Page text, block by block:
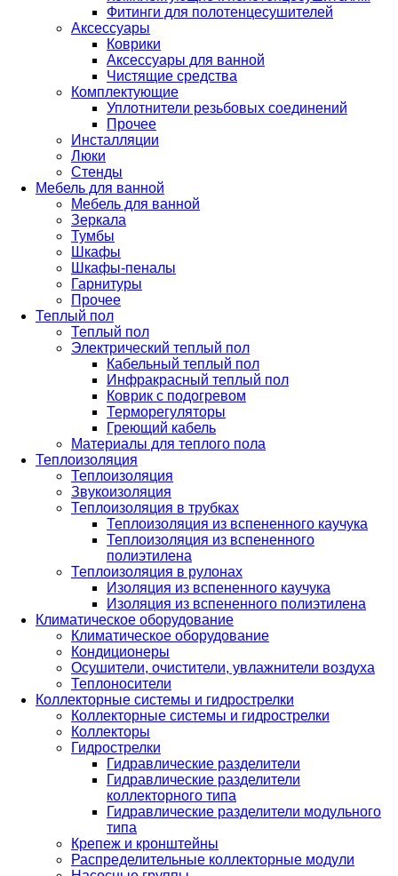
Фитинги для полотенцесушителей
Аксессуары
Коврики
Аксессуары для ванной
Чистящие средства
Комплектующие
Уплотнители резьбовых соединений
Прочее
Инсталляции
Люки
Стенды
Мебель для ванной
Мебель для ванной
Зеркала
Тумбы
Шкафы
Шкафы-пеналы
Гарнитуры
Прочее
Теплый пол
Теплый пол
Электрический теплый пол
Кабельный теплый пол
Инфракрасный теплый пол
Коврик с подогревом
Терморегуляторы
Греющий кабель
Материалы для теплого пола
Теплоизоляция
Теплоизоляция
Звукоизоляция
Теплоизоляция в трубках
Теплоизоляция из вспененного каучука
Теплоизоляция из вспененного
полиэтилена
Теплоизоляция в рулонах
Изоляция из вспененного каучука
Изоляция из вспененного полиэтилена
Климатическое оборудование
Климатическое оборудование
Кондиционеры
Осушители, очистители, увлажнители воздуха
Теплоносители
Коллекторные системы и гидрострелки
Коллекторные системы и гидрострелки
Коллекторы
Гидрострелки
Гидравлические разделители
Гидравлические разделители
коллекторного типа
Гидравлические разделители модульного
типа
Крепеж и кронштейны
Распределительные коллекторные модули